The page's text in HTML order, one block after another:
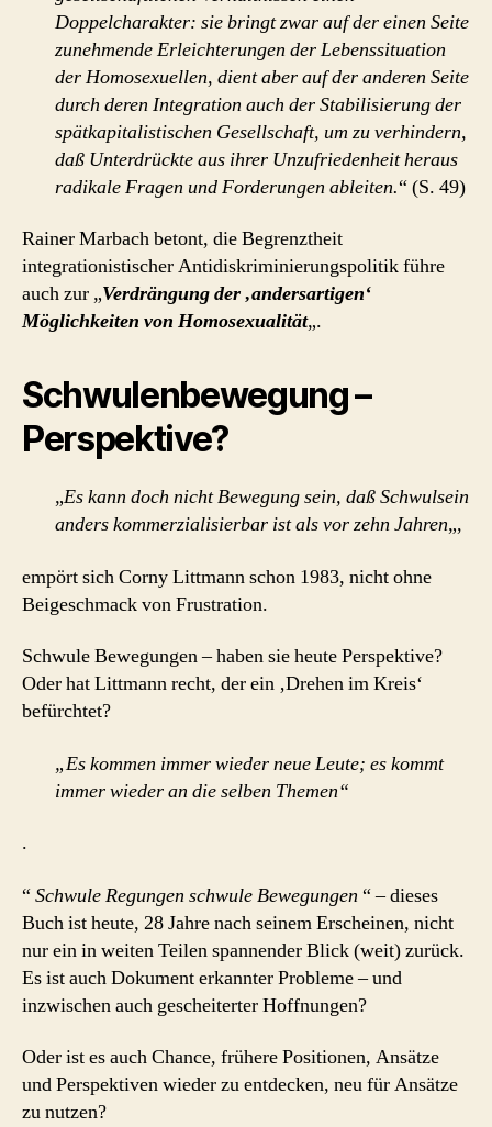
Doppelcharakter: sie bringt zwar auf der einen Seite
zunehmende Erleichterungen der Lebenssituation
der Homosexuellen, dient aber auf der anderen Seite
durch deren Integration auch der Stabilisierung der
spätkapitalistischen Gesellschaft, um zu verhindern,
daß Unterdrückte aus ihrer Unzufriedenheit heraus
radikale Fragen und Forderungen ableiten.“ (S. 49)
Rainer Marbach betont, die Begrenztheit
integrationistischer Antidiskriminierungspolitik führe
auch zur „Verdrängung der ‚andersartigen‘
Möglichkeiten von Homosexualität„.
Schwulenbewegung –
Perspektive?
„Es kann doch nicht Bewegung sein, daß Schwulsein
anders kommerzialisierbar ist als vor zehn Jahren„,
empört sich Corny Littmann schon 1983, nicht ohne
Beigeschmack von Frustration.
Schwule Bewegungen – haben sie heute Perspektive?
Oder hat Littmann recht, der ein ‚Drehen im Kreis‘
befürchtet?
„Es kommen immer wieder neue Leute; es kommt
immer wieder an die selben Themen“
.
“Schwule Regungen schwule Bewegungen “ – dieses
Buch ist heute, 28 Jahre nach seinem Erscheinen, nicht
nur ein in weiten Teilen spannender Blick (weit) zurück.
Es ist auch Dokument erkannter Probleme – und
inzwischen auch gescheiterter Hoffnungen?
Oder ist es auch Chance, frühere Positionen, Ansätze
und Perspektiven wieder zu entdecken, neu für Ansätze
zu nutzen?